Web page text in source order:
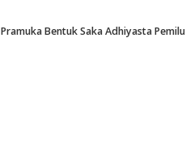
Bentuk Saka Adhiyasta Pemilu